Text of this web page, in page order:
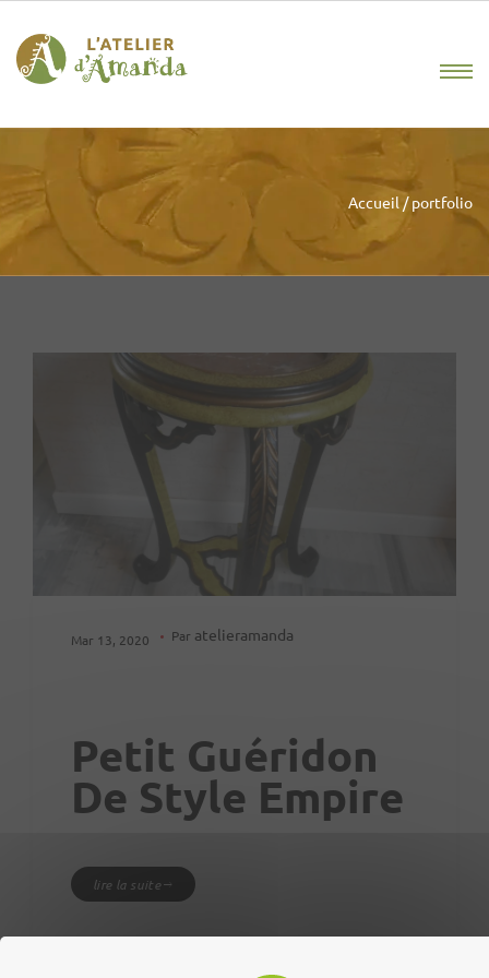
Accueil / portfolio
Mar 13, 2020 Par atelieramanda
Petit Guéridon
De Style Empire
lire la suite